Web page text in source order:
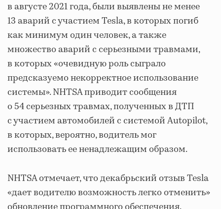
в августе 2021 года, были выявлены не менее
13 аварий с участием Tesla, в которых погиб
как минимум один человек, а также
множество аварий с серьезными травмами,
в которых «очевидную роль сыграло
предсказуемо некорректное использование
системы». NHTSA приводит сообщения
о 54 серьезных травмах, полученных в ДТП
с участием автомобилей с системой Autopilot,
в которых, вероятно, водитель мог
использовать ее ненадлежащим образом.
NHTSA отмечает, что декабрьский отзыв Tesla
«дает водителю возможность легко отменить»